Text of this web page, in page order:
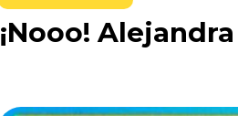
¡Nooo!